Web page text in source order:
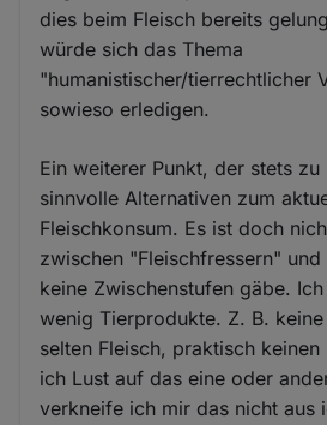
dies beim Fleisch bereits
würde sich das Thema
"humanistischer/tierrechtlicher
sowieso erledigen.
Ein weiterer Punkt, der stets
sinnvolle Alternativen zum
Fleischkonsum. Es ist doch
zwischen "Fleischfressern"
keine Zwischenstufen gäbe.
wenig Tierprodukte. Z. B.
selten Fleisch, praktisch
ich Lust auf das eine oder
verkneife ich mir das nicht aus